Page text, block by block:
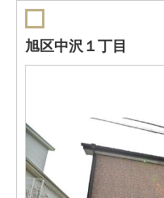
旭区中沢１丁目